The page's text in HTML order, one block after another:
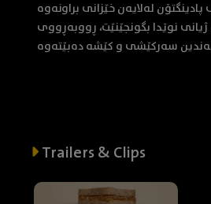
لەلایەن خێزانی براونەوە
نوێدا بگونجێنێت، ڕووبەڕووی
Trailers & Clips